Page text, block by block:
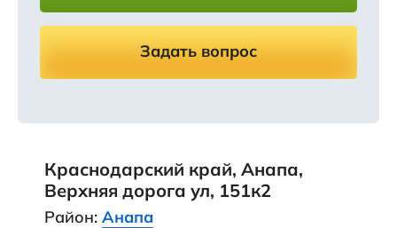
Задать вопрос
Краснодарский край, Анапа,
Верхняя дорога ул, 151к2
Район: Анапа